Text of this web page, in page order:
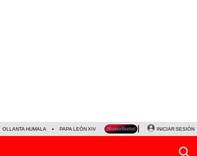
OLLANTA HUMALA PAPA LEÓN XIV NALDY SALDAÑA LA BELLA LUZ
INICIAR SESIÓN